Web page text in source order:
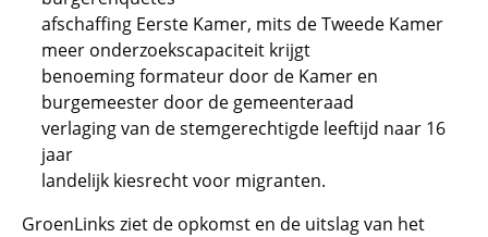
afschaffing Eerste Kamer, mits de Tweede Kamer
meer onderzoekscapaciteit krijgt
benoeming formateur door de Kamer en
burgemeester door de gemeenteraad
verlaging van de stemgerechtigde leeftijd naar 16
jaar
landelijk kiesrecht voor migranten.
GroenLinks ziet de opkomst en de uitslag van het